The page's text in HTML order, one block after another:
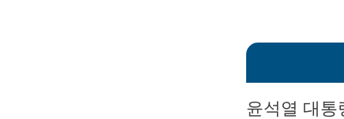
윤석열 대통